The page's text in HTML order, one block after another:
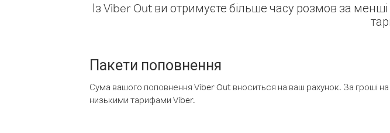
Із Viber Out ви отримуєте більше часу розмов за
Пакети поповнення
Сума вашого поповнення Viber Out вноситься на ваш рахунок. За гроші
низькими тарифами Viber.